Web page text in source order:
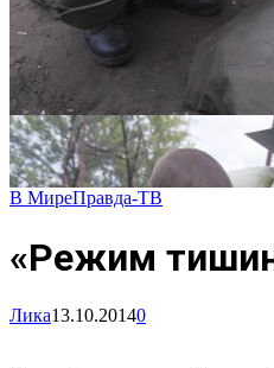
В МиреПравда-ТВ
«Режим
Лика13.10.20140